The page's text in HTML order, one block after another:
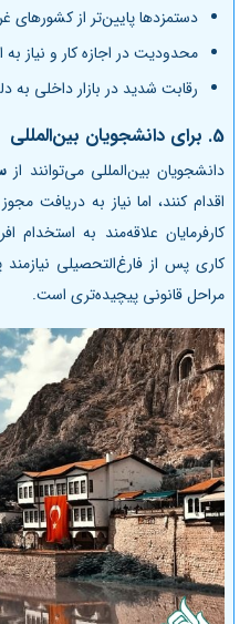
دستمزدها پایین‌تر از کشورهای
محدودیت در اجازه کار و نیاز به
رقابت شدید در بازار داخلی
5. برای دانشجویان بین‌المللی
دانشجویان بین‌المللی می‌توانند از
اقدام کنند، اما نیاز به دریافت
کارفرمایان علاقه‌مند به استخدام
کاری پس از فارغ‌التحصیلی
مراحل قانونی پیچیده‌تری است.